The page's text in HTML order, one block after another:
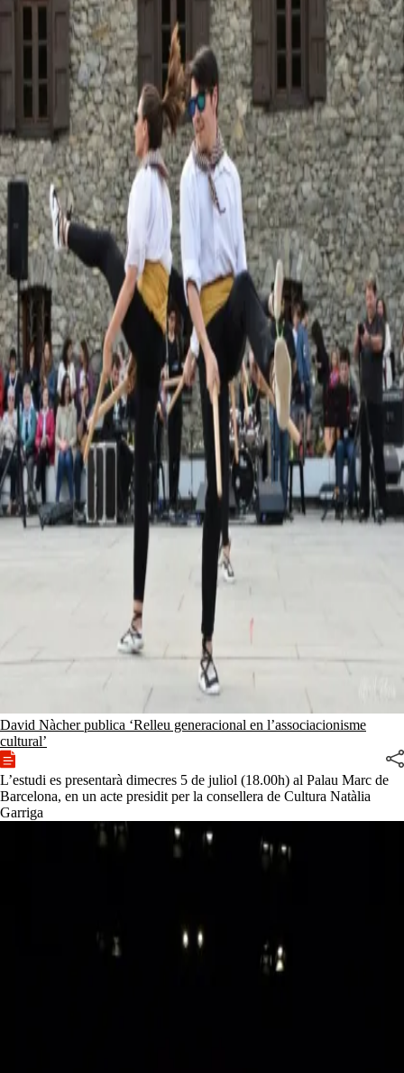
David Nàcher publica ‘Relleu generacional en l’associacionisme
cultural’
L’estudi es presentarà dimecres 5 de juliol (18.00h) al Palau Marc de
Barcelona, en un acte presidit per la consellera de Cultura Natàlia
Garriga